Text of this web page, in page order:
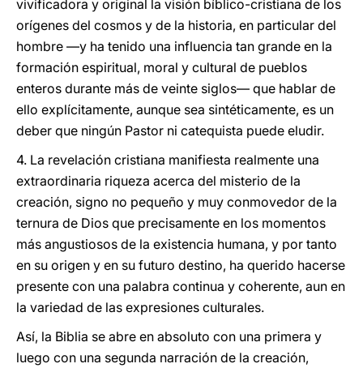
vivificadora y original la visión bíblico-cristiana de los
orígenes del cosmos y de la historia, en particular del
hombre —y ha tenido una influencia tan grande en la
formación espiritual, moral y cultural de pueblos
enteros durante más de veinte siglos— que hablar de
ello explícitamente, aunque sea sintéticamente, es un
deber que ningún Pastor ni catequista puede eludir.
4. La revelación cristiana manifiesta realmente una
extraordinaria riqueza acerca del misterio de la
creación, signo no pequeño y muy conmovedor de la
ternura de Dios que precisamente en los momentos
más angustiosos de la existencia humana, y por tanto
en su origen y en su futuro destino, ha querido hacerse
presente con una palabra continua y coherente, aun en
la variedad de las expresiones culturales.
Así, la Biblia se abre en absoluto con una primera y
luego con una segunda narración de la creación,